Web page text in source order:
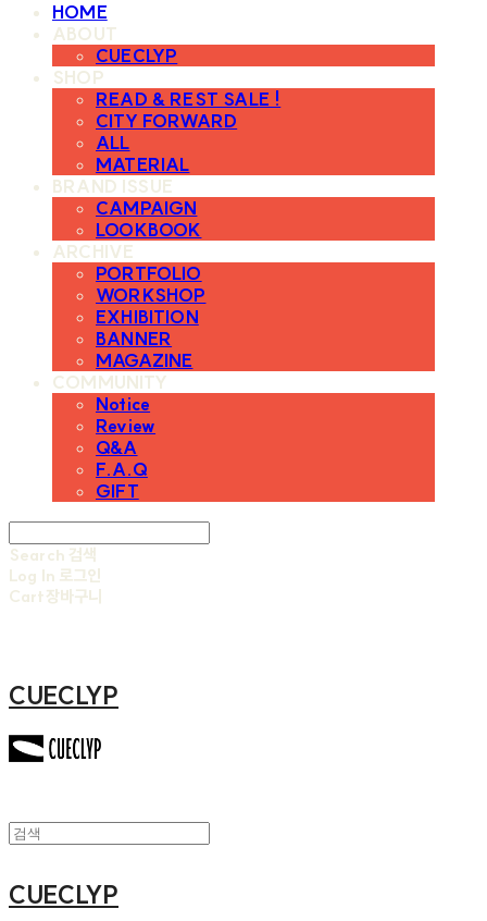
HOME
ABOUT
CUECLYP
SHOP
READ & REST SALE !
CITY FORWARD
ALL
MATERIAL
BRAND ISSUE
CAMPAIGN
LOOKBOOK
ARCHIVE
PORTFOLIO
WORKSHOP
EXHIBITION
BANNER
MAGAZINE
COMMUNITY
Notice
Review
Q&A
F.A.Q
GIFT
Search 검색
Log In 로그인
Cart장바구니
CUECLYP
CUECLYP